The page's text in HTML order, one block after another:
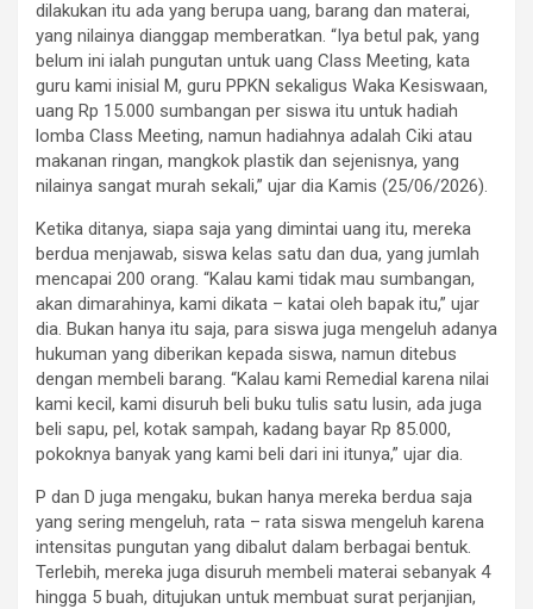
dilakukan itu ada yang berupa uang, barang dan materai,
yang nilainya dianggap memberatkan. “Iya betul pak, yang
belum ini ialah pungutan untuk uang Class Meeting, kata
guru kami inisial M, guru PPKN sekaligus Waka Kesiswaan,
uang Rp 15.000 sumbangan per siswa itu untuk hadiah
lomba Class Meeting, namun hadiahnya adalah Ciki atau
makanan ringan, mangkok plastik dan sejenisnya, yang
nilainya sangat murah sekali,” ujar dia Kamis (25/06/2026).
Ketika ditanya, siapa saja yang dimintai uang itu, mereka
berdua menjawab, siswa kelas satu dan dua, yang jumlah
mencapai 200 orang. “Kalau kami tidak mau sumbangan,
akan dimarahinya, kami dikata – katai oleh bapak itu,” ujar
dia. Bukan hanya itu saja, para siswa juga mengeluh adanya
hukuman yang diberikan kepada siswa, namun ditebus
dengan membeli barang. “Kalau kami Remedial karena nilai
kami kecil, kami disuruh beli buku tulis satu lusin, ada juga
beli sapu, pel, kotak sampah, kadang bayar Rp 85.000,
pokoknya banyak yang kami beli dari ini itunya,” ujar dia.
P dan D juga mengaku, bukan hanya mereka berdua saja
yang sering mengeluh, rata – rata siswa mengeluh karena
intensitas pungutan yang dibalut dalam berbagai bentuk.
Terlebih, mereka juga disuruh membeli materai sebanyak 4
hingga 5 buah, ditujukan untuk membuat surat perjanjian,